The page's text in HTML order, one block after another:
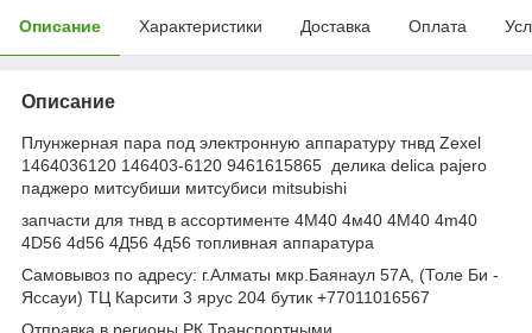
Описание Характеристики Доставка Оплата
Описание
Плунжерная пара под электронную аппаратуру тнвд Zexel
1464036120 146403-6120 9461615865 делика delica pajero
паджеро митсубиши митсубиси mitsubishi
запчасти для тнвд в ассортименте 4М40 4м40 4M40 4m40
4D56 4d56 4Д56 4д56 топливная аппаратура
Самовывоз по адресу: г.Алматы мкр.Баянаул 57А, (Толе Би -
Яссауи) ТЦ Карсити 3 ярус 204 бутик +77011016567
Отправка в регионы РК Транспортными